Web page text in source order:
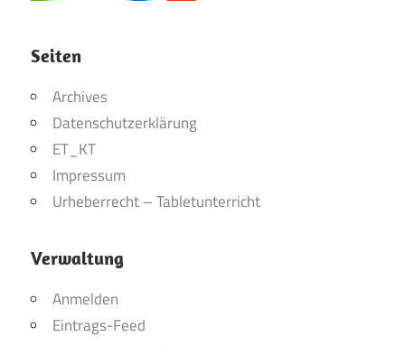
Seiten
Archives
Datenschutzerklärung
ET_KT
Impressum
Urheberrecht – Tabletunterricht
Verwaltung
Anmelden
Eintrags-Feed